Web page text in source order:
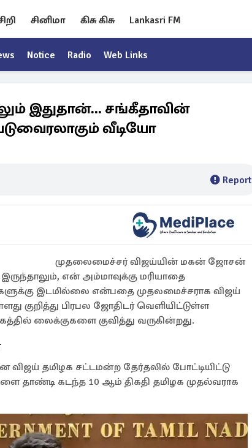
சினிமா கிசு கிசு Lankasri FM
Notice Radio Web Links
இதுதான்... சங்கீதாவின்
படுவைரலாகும் வீடியோ
Report
முதலைமைச்சர் விஜய்யின் மகன் ஜோசன்
என் அம்மாவுக்கு மரியாதை
இடமில்லை என்பதை முதலமைச்சராக விஜய்
குறித்து பிரபல ஜோதிடர் வெளியிட்டுள்ள
லைக்குகளை குவித்து வருகின்றது.
விஜய் தமிழக சட்டமன்ற தேர்தலில் போட்டியிட்டு
கடந்த 10 ஆம் திகதி தமிழக முதல்வராக